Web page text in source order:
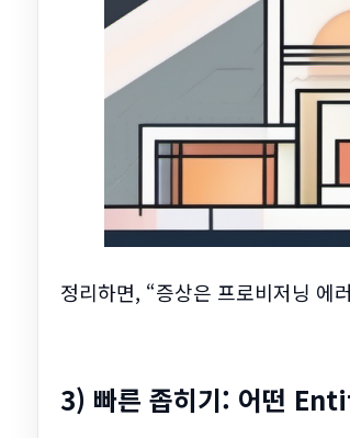
정리하면, “증상은 프로비저닝
3) 빠른 좁히기: 어떤